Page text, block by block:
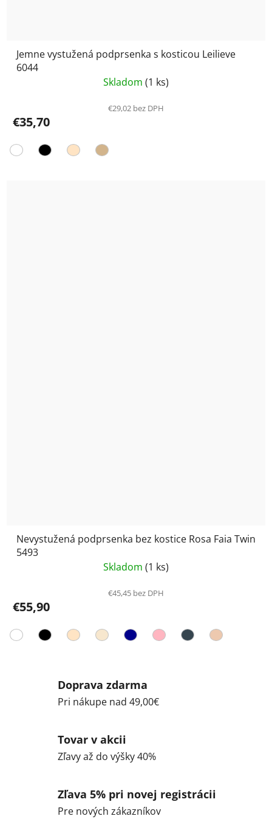
Jemne vystužená podprsenka s kosticou Leilieve
6044
Skladom (1 ks)
€29,02 bez DPH
€35,70
Nevystužená podprsenka bez kostice Rosa Faia Twin
5493
Skladom (1 ks)
€45,45 bez DPH
€55,90
Doprava zdarma
Pri nákupe nad 49,00€
Tovar v akcii
Zľavy až do výšky 40%
Zľava 5% pri novej registrácii
Pre nových zákazníkov